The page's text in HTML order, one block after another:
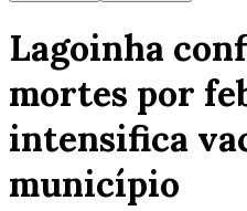
Lagoinha
mortes por
intensifica
município